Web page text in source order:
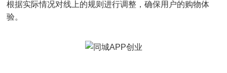
根据实际情况对线上的规则进行调整，确保用户的购物体
验。